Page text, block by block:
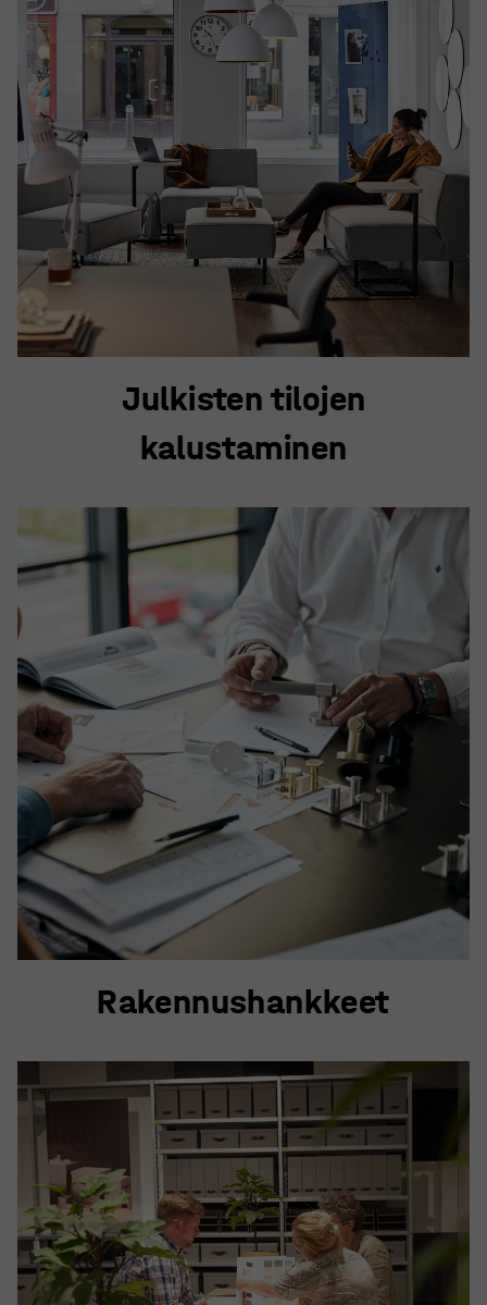
Julkisten tilojen
kalustaminen
Rakennushankkeet